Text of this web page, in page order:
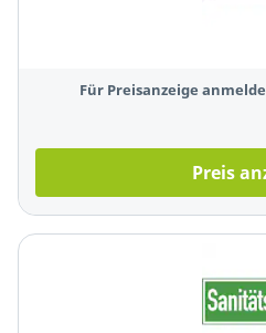
Für Preisanzeige
Preis